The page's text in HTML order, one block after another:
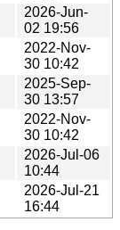
2026-Jun-
02 19:56
2022-Nov-
30 10:42
2025-Sep-
30 13:57
2022-Nov-
30 10:42
2026-Jul-06
10:44
2026-Jul-21
16:44